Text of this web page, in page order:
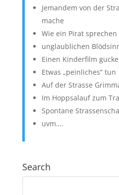
Jemandem von der
mache
Wie ein Pirat sprechen
unglaublichen
Einen Kinderfilm
Etwas „peinliches“ tun
Auf der Strasse
Im Hoppsalauf zum
Spontane
uvm….
Search